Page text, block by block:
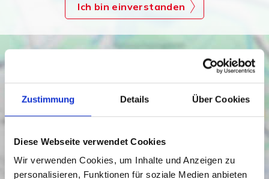
Zustimmung Details Über Cookies
Diese Webseite verwendet Cookies
Wir verwenden Cookies, um Inhalte und Anzeigen zu
personalisieren, Funktionen für soziale Medien anbieten
Ich bin einverstanden